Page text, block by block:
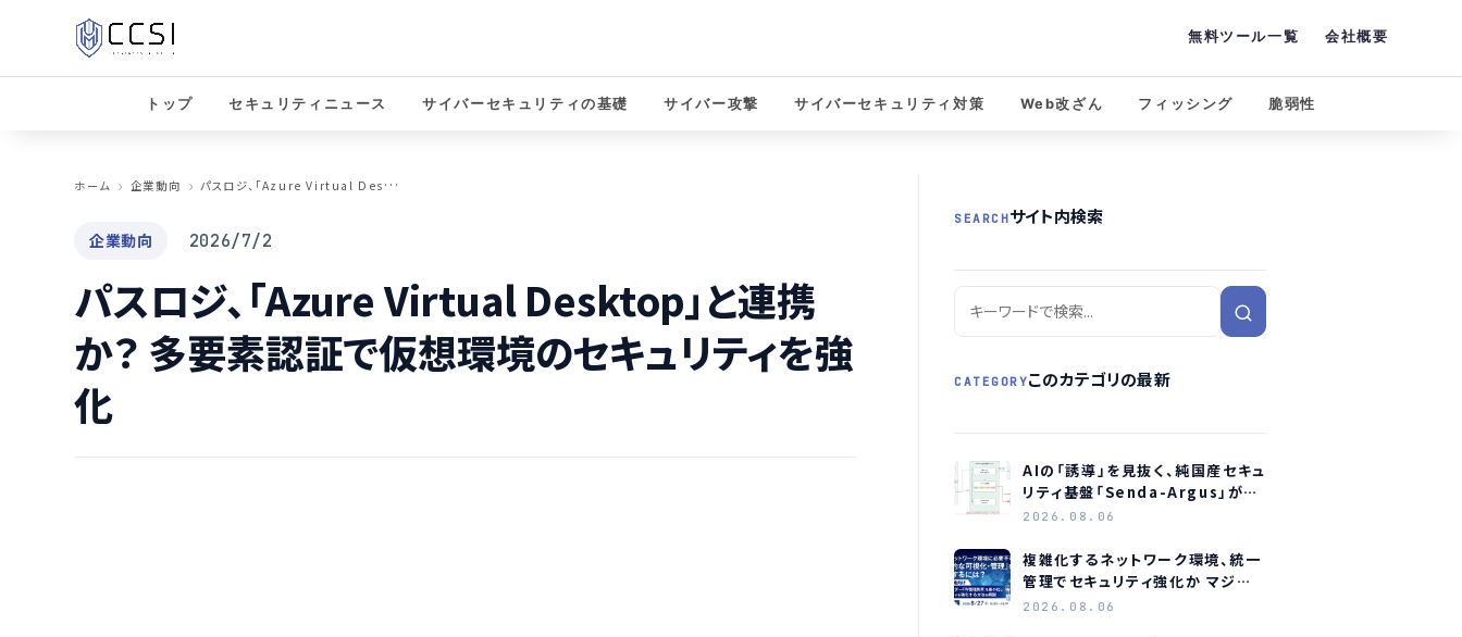
無料ツール一覧 会社概要
トップ セキュリティニュース サイバーセキュリティの基礎 サイバー攻撃 サイバーセキュリティ対策 Web改ざん フィッシング 脆弱性
ホーム
企業動向 パ
スロジ、「Azure Virtual Desktop」と連携か？ 多要素認証で仮想環境のセキュリティを強化
企業動向 2026/7/2
パスロジ、「Azure Virtual Desktop」と連携
か？ 多要素認証で仮想環境のセキュリティを強
化
SEARCHサイト内検索
CATEGORYこのカテゴリの最新
AIの「誘導」を見抜く、純国産セキュ
リティ基盤「Senda-Argus」が検
知エンジンを発表
2026.08.06
複雑化するネットワーク環境、統一
管理でセキュリティ強化か マジセ
ミがウェビナー再放送
2026.08.06